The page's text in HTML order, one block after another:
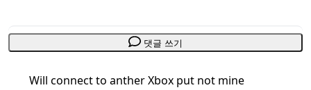
댓글 쓰기
Will connect to anther Xbox put not mine